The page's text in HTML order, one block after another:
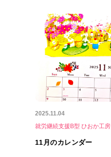
2025.11.04
就労継続支援B型 ひおか工房
11月のカレンダー